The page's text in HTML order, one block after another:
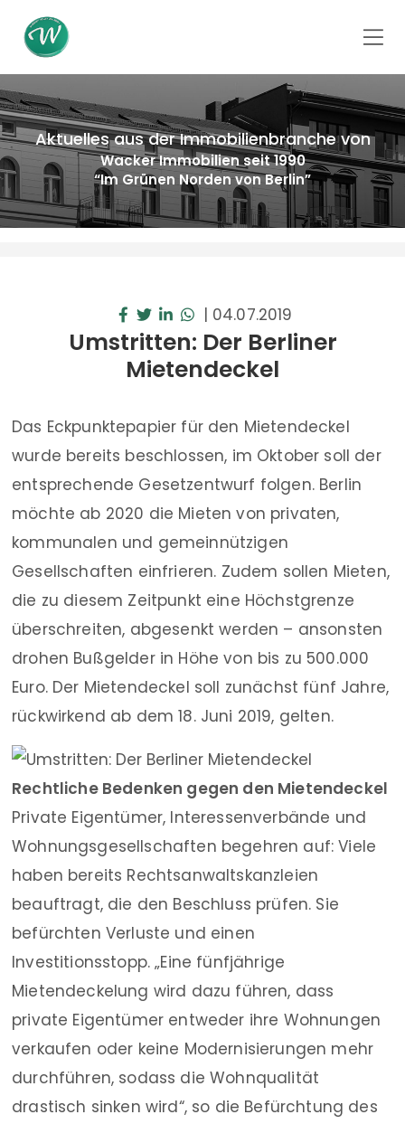
Aktuelles aus der Immobilienbranche von
Wacker Immobilien seit 1990
“Im Grünen Norden von Berlin”
| 04.07.2019
Umstritten: Der Berliner
Mietendeckel
Das Eckpunktepapier für den Mietendeckel
wurde bereits beschlossen, im Oktober soll der
entsprechende Gesetzentwurf folgen. Berlin
möchte ab 2020 die Mieten von privaten,
kommunalen und gemeinnützigen
Gesellschaften einfrieren. Zudem sollen Mieten,
die zu diesem Zeitpunkt eine Höchstgrenze
überschreiten, abgesenkt werden – ansonsten
drohen Bußgelder in Höhe von bis zu 500.000
Euro. Der Mietendeckel soll zunächst fünf Jahre,
rückwirkend ab dem 18. Juni 2019, gelten.
Rechtliche Bedenken gegen den Mietendeckel
Private Eigentümer, Interessenverbände und
Wohnungsgesellschaften begehren auf: Viele
haben bereits Rechtsanwaltskanzleien
beauftragt, die den Beschluss prüfen. Sie
befürchten Verluste und einen
Investitionsstopp. „Eine fünfjährige
Mietendeckelung wird dazu führen, dass
private Eigentümer entweder ihre Wohnungen
verkaufen oder keine Modernisierungen mehr
durchführen, sodass die Wohnqualität
drastisch sinken wird“, so die Befürchtung des